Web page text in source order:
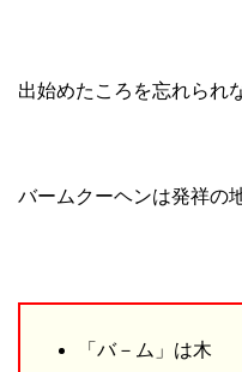
出始めたころを忘れられ
バームクーヘンは発祥の
「バ－ム」は木